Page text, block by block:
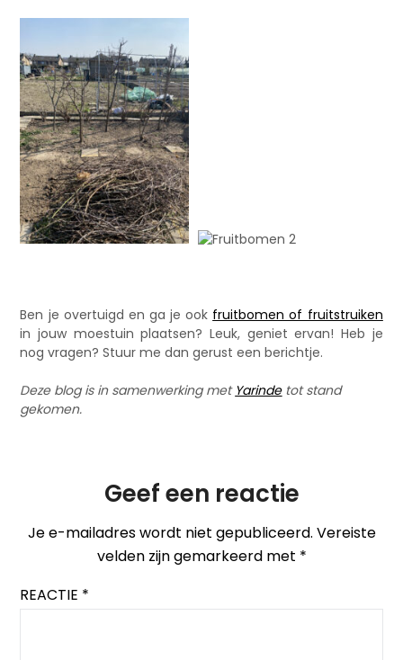
Ben je overtuigd en ga je ook fruitbomen of fruitstruiken
in jouw moestuin plaatsen? Leuk, geniet ervan! Heb je
nog vragen? Stuur me dan gerust een berichtje.
Deze blog is in samenwerking met Yarindetot stand
gekomen.
Geef een reactie
Je e-mailadres wordt niet gepubliceerd. Vereiste
velden zijn gemarkeerd met *
REACTIE *